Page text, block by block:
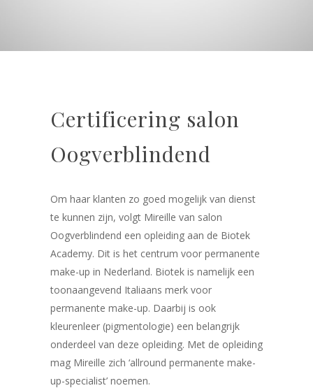
Certificering salon
Oogverblindend
Om haar klanten zo goed mogelijk van dienst
te kunnen zijn, volgt Mireille van salon
Oogverblindend een opleiding aan de Biotek
Academy. Dit is het centrum voor permanente
make-up in Nederland. Biotek is namelijk een
toonaangevend Italiaans merk voor
permanente make-up. Daarbij is ook
kleurenleer (pigmentologie) een belangrijk
onderdeel van deze opleiding. Met de opleiding
mag Mireille zich ‘allround permanente make-
up-specialist’ noemen.